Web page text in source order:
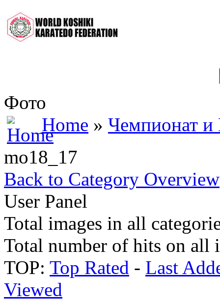
Фото
Home » Чемпионат
mo18_17
Back to Category Overview
User Panel
Total images in all
Total number of hits on all
TOP: Top Rated - Last
Viewed